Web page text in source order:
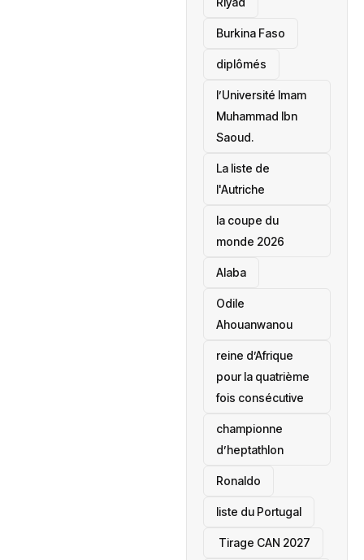
Burkina Faso
diplômés
l’Université Imam
Muhammad Ibn
Saoud.
‎La liste de
l'Autriche
la coupe du
monde 2026
Alaba
Odile
Ahouanwanou
reine d’Afrique
pour la quatrième
fois consécutive
championne
d’heptathlon
Ronaldo
liste du Portugal
‎ Tirage CAN 2027